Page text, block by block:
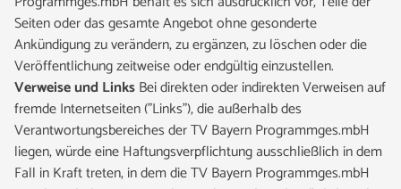
Seiten oder das gesamte Angebot ohne gesonderte
Ankündigung zu verändern, zu ergänzen, zu löschen oder die
Veröffentlichung zeitweise oder endgültig einzustellen.
Verweise und LinksBei direkten oder indirekten Verweisen auf
fremde Internetseiten ("Links"), die außerhalb des
Verantwortungsbereiches der TV Bayern Programmges.mbH
liegen, würde eine Haftungsverpflichtung ausschließlich in dem
Fall in Kraft treten, in dem die TV Bayern Programmges.mbH